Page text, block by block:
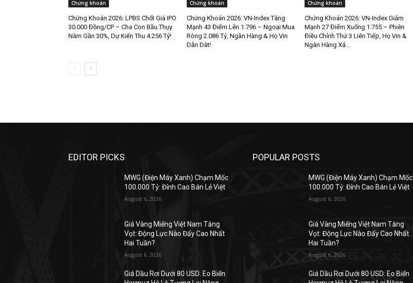
Chứng khoán
Chứng Khoán 2026: LPBS Chốt Giá IPO
30.000 Đồng/CP – Cha Con Bầu Thụy
Nắm Gần 30%, Dự Kiến Thu 4.256 Tỷ!
Chứng khoán
Chứng Khoán 2026: VN-Index Tăng
Mạnh 43 Điểm Lên 1.796 – Ngoại Mua
Ròng 2.086 Tỷ, Ngân Hàng & Họ Vin
Dẫn Dắt!
Chứng khoán
Chứng Khoán 2026: VN-Index Giảm
Mạnh 27 Điểm Xuống 1.755 – Phiên
Điều Chỉnh Thứ 3 Liên Tiếp, Họ Vin &
Ngân Hàng Xả...
EDITOR PICKS
MWG (Điện Máy Xanh) Chạm Mốc
100.000 Tỷ: Đỉnh Cao Bán Lẻ Việt
August 6, 2026
Giá Vàng Miếng Việt Nam Tăng
Vọt: Động Lực Nào Đẩy Cao Nhất
Hai Tuần?
August 6, 2026
Giá Dầu Rơi Dưới 80 USD: Eo Biển
POPULAR POSTS
MWG (Điện Máy Xanh) Chạm Mốc
100.000 Tỷ: Đỉnh Cao Bán Lẻ Việt
August 6, 2026
Giá Vàng Miếng Việt Nam Tăng
Vọt: Động Lực Nào Đẩy Cao Nhất
Hai Tuần?
August 6, 2026
Giá Dầu Rơi Dưới 80 USD: Eo Biển